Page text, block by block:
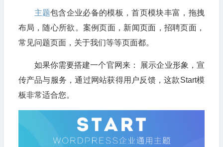
主题包含企业必备的模板，首页模块丰富，拖拽
布局，随心所欲。案例页面，新闻页面，招聘页面，
常见问题页面，关于我们等等页面都。
如果你需要搭建一个官网来： 展示企业形象，宣
传产品与服务，通过网站获得用户反馈，这款Start模
板非常适合您。